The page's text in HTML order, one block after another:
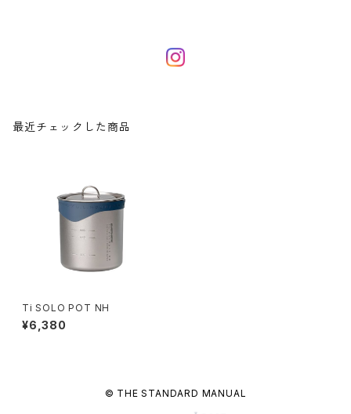
最近チェックした商品
Ti SOLO POT NH
¥6,380
© THE STANDARD MANUAL